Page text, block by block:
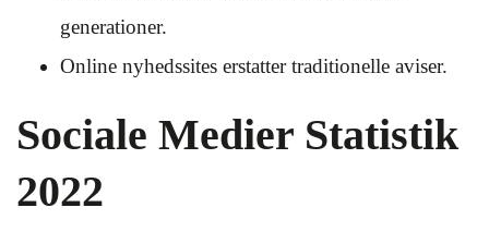
generationer.
Online nyhedssites erstatter traditionelle aviser.
Sociale Medier Statistik
2022